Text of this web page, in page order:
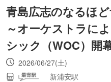
青島広志のなるほ
～オーケストラに
シック（WOC）開
2026/06/27(土)
新浦安駅